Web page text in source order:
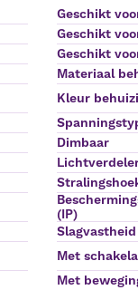
Geschikt
Geschikt
Geschikt
Materiaal
Kleur
Dimbaar
(IP)
Slagvastheid
Met
Met